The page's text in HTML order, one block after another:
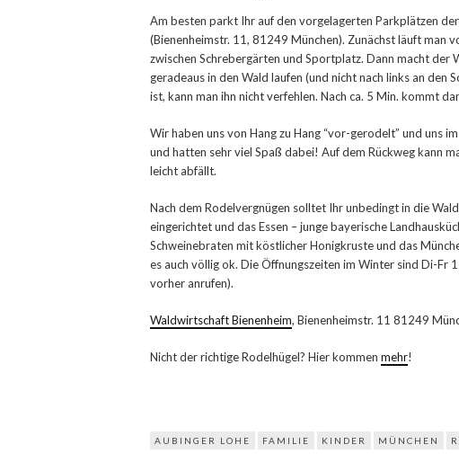
Am besten parkt Ihr auf den vorgelagerten Parkplätzen
(Bienenheimstr. 11, 81249 München). Zunächst läuft man
zwischen Schrebergärten und Sportplatz. Dann macht der
geradeaus in den Wald laufen (und nicht nach links an
ist, kann man ihn nicht verfehlen. Nach ca. 5 Min. kommt
Wir haben uns von Hang zu Hang “vor-gerodelt” und uns
und hatten sehr viel Spaß dabei! Auf dem Rückweg kann
leicht abfällt.
Nach dem Rodelvergnügen solltet Ihr unbedingt in die
eingerichtet und das Essen – junge bayerische
Schweinebraten mit köstlicher Honigkruste und das
es auch völlig ok. Die Öffnungszeiten im Winter sind Di-Fr
vorher anrufen).
Waldwirtschaft Bienenheim, Bienenheimstr. 11 81249
Nicht der richtige Rodelhügel? Hier kommen mehr!
AUBINGER LOHE FAMILIE KINDER MÜNCHEN